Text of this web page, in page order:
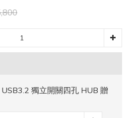
獨立開關四孔 HUB 贈